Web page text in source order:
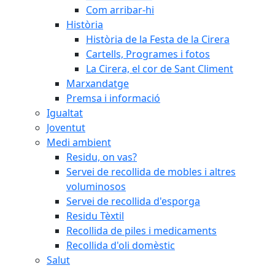
Com arribar-hi
Història
Història de la Festa de la Cirera
Cartells, Programes i fotos
La Cirera, el cor de Sant Climent
Marxandatge
Premsa i informació
Igualtat
Joventut
Medi ambient
Residu, on vas?
Servei de recollida de mobles i altres
voluminosos
Servei de recollida d'esporga
Residu Tèxtil
Recollida de piles i medicaments
Recollida d'oli domèstic
Salut